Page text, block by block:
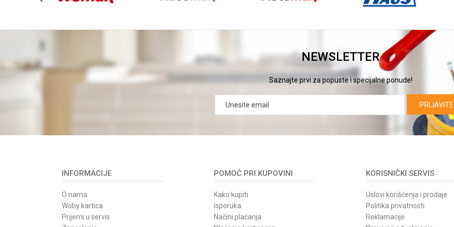
NEWSLETTER
Saznajte prvi za popuste i specijalne ponude!
INFORMACIJE
O nama
Woby kartica
Prijemi u servis
POMOĆ PRI KUPOVINI
Kako kupiti
Isporuka
Načini plaćanja
KORISNIČKI SERVIS
Uslovi korišćenja i prodaje
Politika privatnosti
Reklamacije